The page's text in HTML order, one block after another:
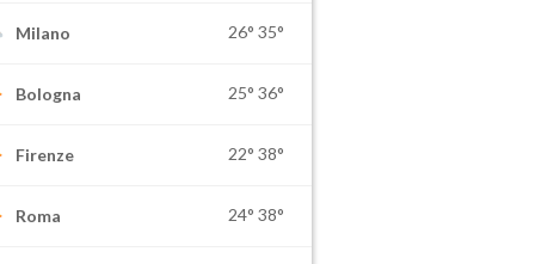
Milano 26° 35°
Bologna 25° 36°
Firenze 22° 38°
Roma 24° 38°